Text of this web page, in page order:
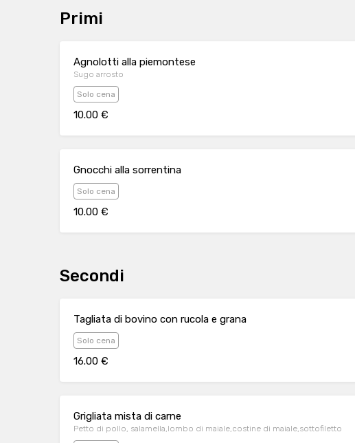
Primi
Agnolotti alla piemontese
Sugo arrosto
Solo cena
10.00 €
Gnocchi alla sorrentina
Solo cena
10.00 €
Secondi
Tagliata di bovino con rucola e grana
Solo cena
16.00 €
Grigliata mista di carne
Petto di pollo, salamella,lombo di maiale,costine di maiale,sottofiletto